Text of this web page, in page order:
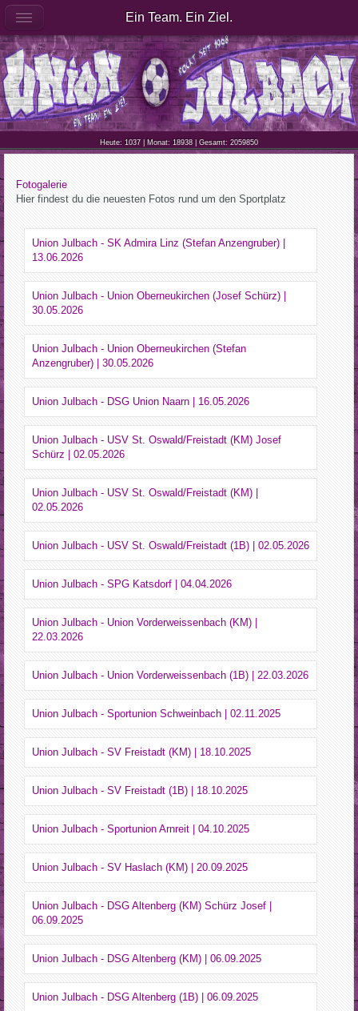
Heute: 1037 | Monat: 18938 | Gesamt: 2059850
Fotogalerie
Hier findest du die neuesten Fotos rund um den Sportplatz
Union Julbach - SK Admira Linz (Stefan Anzengruber) |
13.06.2026
Union Julbach - Union Oberneukirchen (Josef Schürz) |
30.05.2026
Union Julbach - Union Oberneukirchen (Stefan
Anzengruber) | 30.05.2026
Union Julbach - DSG Union Naarn | 16.05.2026
Union Julbach - USV St. Oswald/Freistadt (KM) Josef
Schürz | 02.05.2026
Union Julbach - USV St. Oswald/Freistadt (KM) |
02.05.2026
Union Julbach - USV St. Oswald/Freistadt (1B) | 02.05.2026
Union Julbach - SPG Katsdorf | 04.04.2026
Union Julbach - Union Vorderweissenbach (KM) |
22.03.2026
Union Julbach - Union Vorderweissenbach (1B) | 22.03.2026
Union Julbach - Sportunion Schweinbach | 02.11.2025
Union Julbach - SV Freistadt (KM) | 18.10.2025
Union Julbach - SV Freistadt (1B) | 18.10.2025
Union Julbach - Sportunion Arnreit | 04.10.2025
Union Julbach - SV Haslach (KM) | 20.09.2025
Union Julbach - DSG Altenberg (KM) Schürz Josef |
06.09.2025
Union Julbach - DSG Altenberg (KM) | 06.09.2025
Union Julbach - DSG Altenberg (1B) | 06.09.2025
Ein Team. Ein Ziel.